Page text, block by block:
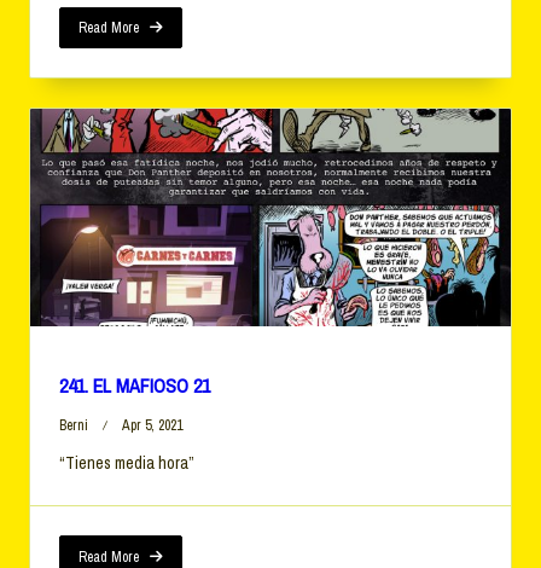
Read More
241. EL MAFIOSO 21
Berni Apr 5, 2021
“Tienes media hora”
Read More